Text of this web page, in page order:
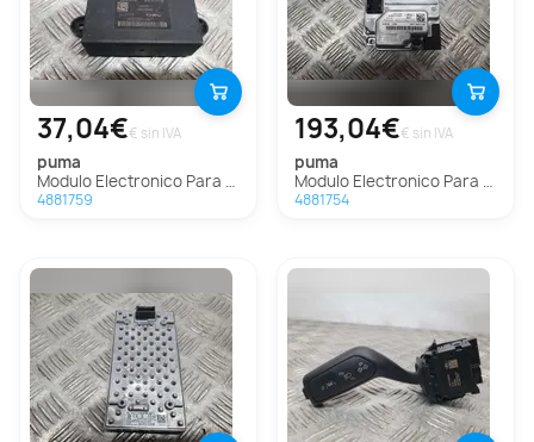
37,04€€ sin IVA
puma
Modulo Electronico Para Ford Puma
4881759
193,04€€ sin IVA
puma
Modulo Electronico Para Ford Puma
4881754